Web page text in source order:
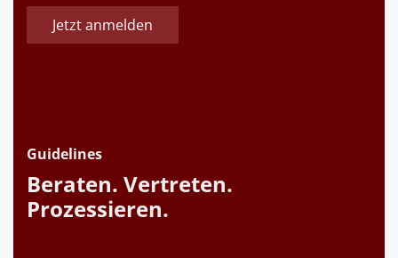
Jetzt anmelden
Guidelines
Beraten. Vertreten.
Prozessieren.